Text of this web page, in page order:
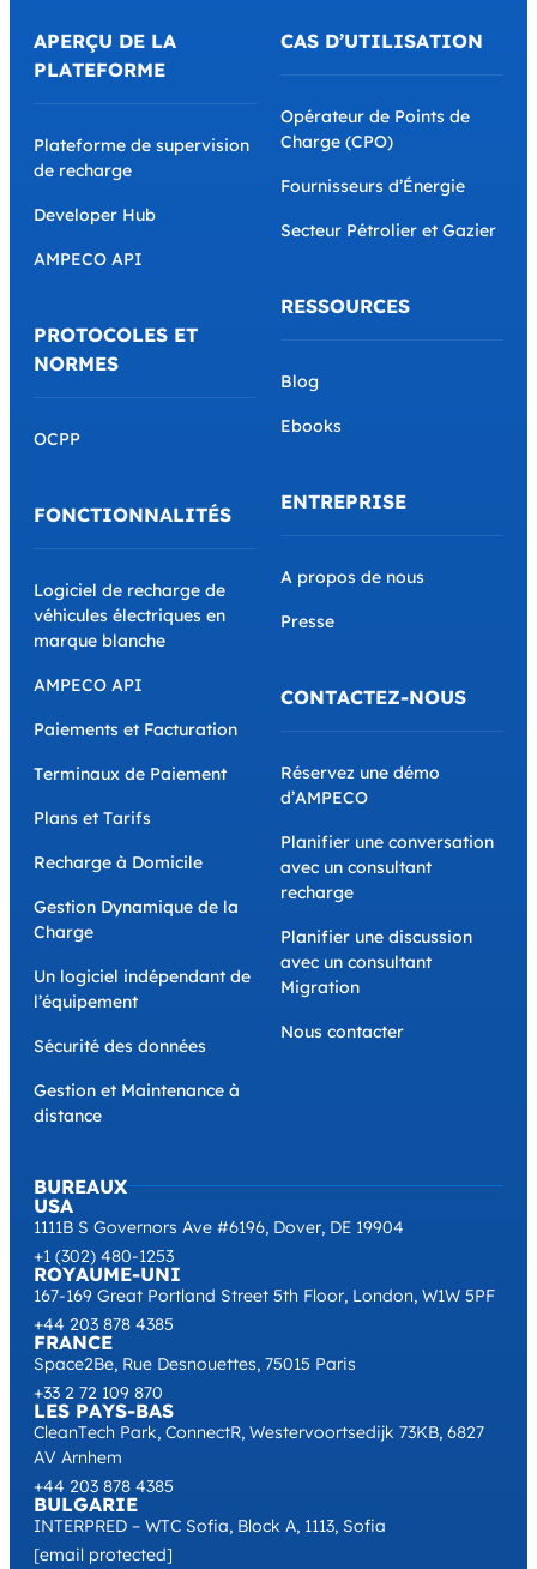
BUREAUX
USA
1111B S Governors Ave #6196, Dover, DE 19904
+1 (302) 480-1253
ROYAUME-UNI
167-169 Great Portland Street 5th Floor, London, W1W 5PF
+44 203 878 4385
FRANCE
Space2Be, Rue Desnouettes, 75015 Paris
+33 2 72 109 870
LES PAYS-BAS
CleanTech Park, ConnectR, Westervoortsedijk 73KB, 6827
AV Arnhem
+44 203 878 4385
BULGARIE
INTERPRED – WTC Sofia, Block A, 1113, Sofia
[email protected]
APERÇU DE LA
PLATEFORME
Plateforme de supervision
de recharge
Developer Hub
AMPECO API
PROTOCOLES ET
NORMES
OCPP
FONCTIONNALITÉS
Logiciel de recharge de
véhicules électriques en
marque blanche
AMPECO API
Paiements et Facturation
Terminaux de Paiement
Plans et Tarifs
Recharge à Domicile
Gestion Dynamique de la
Charge
Un logiciel indépendant de
l’équipement
Sécurité des données
Gestion et Maintenance à
distance
CAS D’UTILISATION
Opérateur de Points de
Charge (CPO)
Fournisseurs d’Énergie
Secteur Pétrolier et Gazier
RESSOURCES
Blog
Ebooks
ENTREPRISE
A propos de nous
Presse
CONTACTEZ-NOUS
Réservez une démo
d’AMPECO
Planifier une conversation
avec un consultant
recharge
Planifier une discussion
avec un consultant
Migration
Nous contacter